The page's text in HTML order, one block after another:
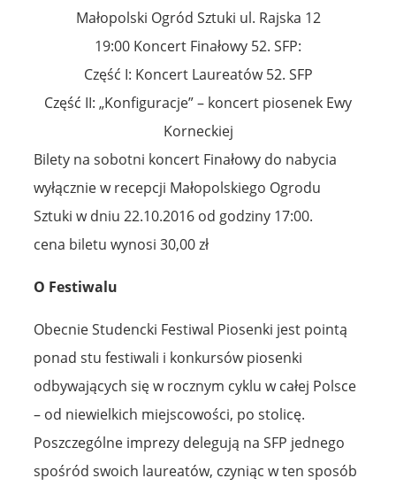
Małopolski Ogród Sztuki ul. Rajska 12
19:00 Koncert Finałowy 52. SFP:
Część I: Koncert Laureatów 52. SFP
Część II: „Konfiguracje” – koncert piosenek Ewy
Korneckiej
Bilety na sobotni koncert Finałowy do nabycia
wyłącznie w recepcji Małopolskiego Ogrodu
Sztuki w dniu 22.10.2016 od godziny 17:00.
cena biletu wynosi 30,00 zł
O Festiwalu
Obecnie Studencki Festiwal Piosenki jest pointą
ponad stu festiwali i konkursów piosenki
odbywających się w rocznym cyklu w całej Polsce
– od niewielkich miejscowości, po stolicę.
Poszczególne imprezy delegują na SFP jednego
spośród swoich laureatów, czyniąc w ten sposób